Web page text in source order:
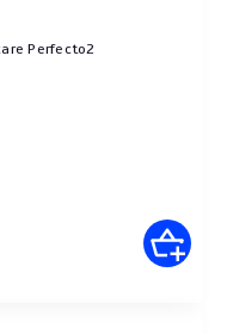
Perfecto2